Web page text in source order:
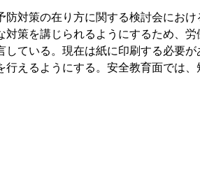
防対策の在り方に関する検討会にお
対策を講じられるようにするため、
している。現在は紙に印刷する必要
行えるようにする。安全教育面では